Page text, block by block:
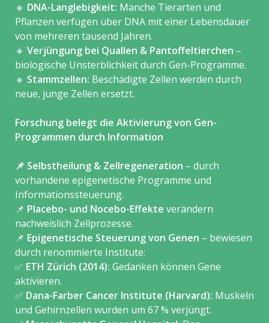
🔹 DNA-Langlebigkeit: Manche Tierarten und
Pflanzen verfügen über DNA mit einer Lebensdauer
von mehreren tausend Jahren.
🔹 Verjüngung bei Quallen & Pantoffeltierchen –
biologische Unsterblichkeit durch Gen-Programme.
🔹 Stammzellen: Beschädigte Zellen werden durch
neue, junge Zellen ersetzt.
Forschung belegt die Aktivierung von Gen-
Programmen durch Information
📌 Selbstheilung & Zellregeneration – durch
vorhandene epigenetische Programme und
Informationssteuerung.
📌 Placebo- und Nocebo-Effekte verändern
nachweislich Zellprozesse.
📌 Epigenetische Steuerung von Genen – bewiesen
durch renommierte Institute:
✅ ETH Zürich (2014): Gedanken können Gene
aktivieren.
✅ Dana-Farber Cancer Institute (Harvard): Muskeln
und Gehirnzellen wurden um 67 % verjüngt.